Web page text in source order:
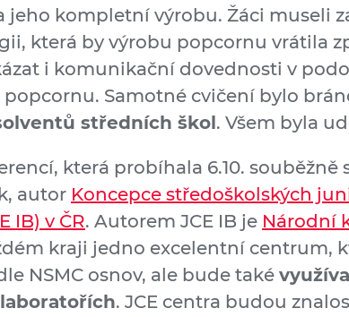
jeho kompletní výrobu. Žáci museli
která by výrobu popcornu vrátila
i komunikační dovednosti v
Samotné cvičení bylo
středních škol. Všem byla
která probíhala 6.10.
autor Koncepce středoškolských
IB) v ČR. Autorem JCE IB je Národní
kraji jedno excelentní centrum,
NSMC osnov, ale bude také
. JCE centra budou